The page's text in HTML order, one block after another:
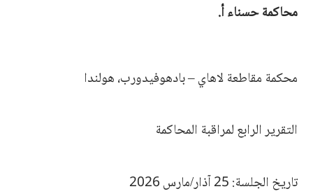
محاكمة حسناء أ.
محكمة مقاطعة لاهاي – بادهوفيدورب، هولندا
التقرير الرابع لمراقبة المحاكمة
تاريخ الجلسة: 25 آذار/مارس 2026